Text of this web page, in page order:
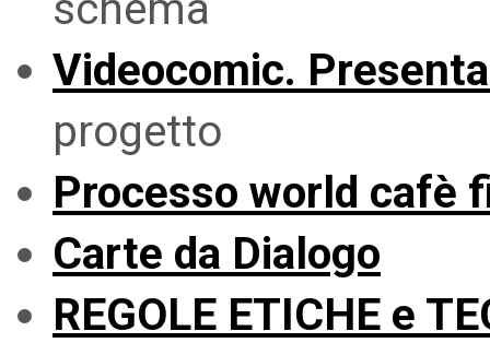
Videocomic.
progetto
Processo world cafè
Carte da Dialogo
REGOLE ETICHE e